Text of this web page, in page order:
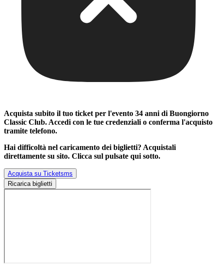
Acquista subito il tuo ticket per l'evento 34 anni di Buongiorno
Classic Club. Accedi con le tue credenziali o conferma l'acquisto
tramite telefono.
Hai difficoltà nel caricamento dei biglietti? Acquistali
direttamente su sito. Clicca sul pulsate qui sotto.
Acquista su Ticketsms
Ricarica biglietti